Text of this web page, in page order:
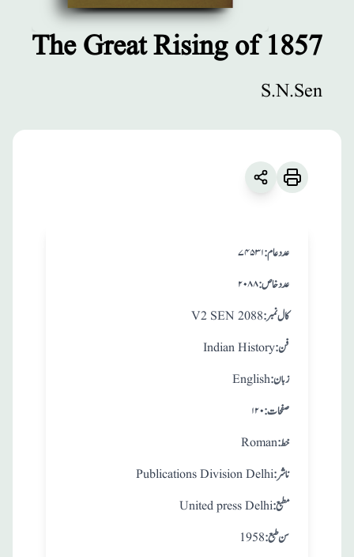
Rising of 1857
The Great Rising of 1857
S.N.Sen
۷۴۵۳۱ :عدد عام
۲۰۸۸:عدد خاص
V2 SEN 2088 :کال نمبر
Indian History :فن
English:زبان
۱۲۰ :صفحات
Roman:خط
Publications Division Delhi :ناشر
United press Delhi:مطبع
1958 : سن طبع